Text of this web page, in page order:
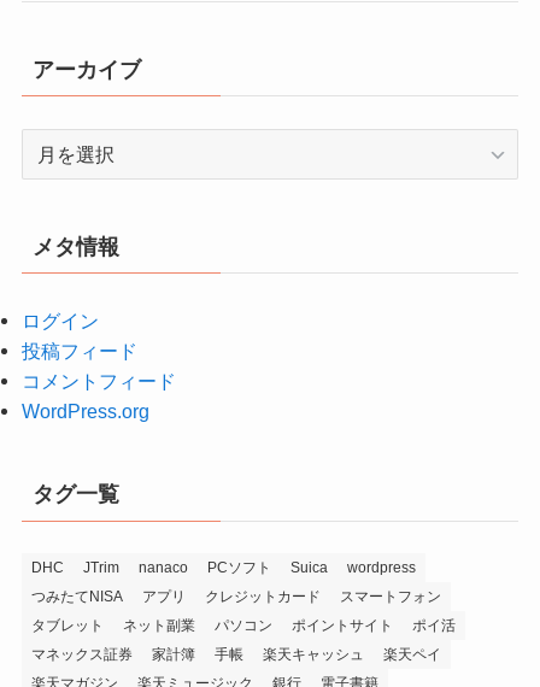
アーカイブ
メタ情報
ログイン
投稿フィード
コメントフィード
WordPress.org
タグ一覧
DHC JTrim nanaco PCソフト Suica
wordpress
つみたてNISA
アプリ クレジットカード
スマートフォン
タブレット
ネット副業 パソコン ポイントサイト
ポイ活
マネックス証券
家計簿 手帳 楽天キャッシュ
楽天ペイ